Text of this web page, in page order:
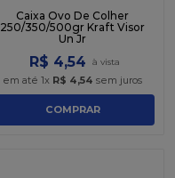
Caixa Ovo De Colher
250/350/500gr Kraft Visor
Un Jr
R$ 4,54
em até 1x R$ 4,54 sem juros
COMPRAR